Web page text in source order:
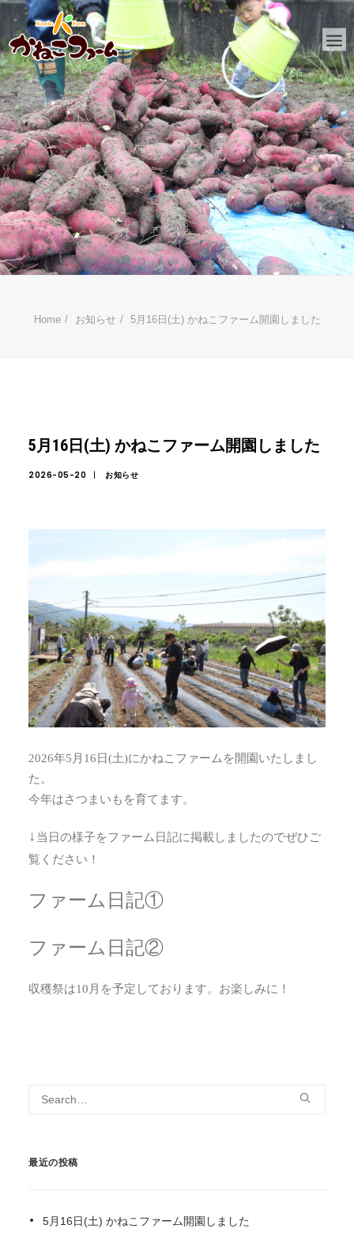
HOME
かねこファームとは
おしらせ
ファーム日記
金子工務店
リフォーム
Home お知らせ 5月16日(土) かねこファーム開園しました
5月16日(土) かねこファーム開園しました
2026-05-20 | お知らせ
2026年5月16日(土)にかねこファームを開園いたしまし
た。
今年はさつまいもを育てます。
↓ 当日の様子をファーム日記に掲載しましたのでぜひご
覧ください！
ファーム日記①
ファーム日記②
収穫祭は10月を予定しております。お楽しみに！
最近の投稿
5月16日(土) かねこファーム開園しました